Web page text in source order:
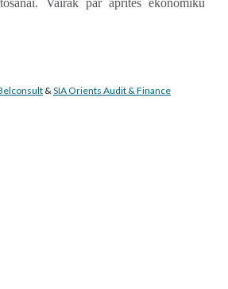
Vairāk par aprites ekonomiku
& SIA Orients Audit & Finance